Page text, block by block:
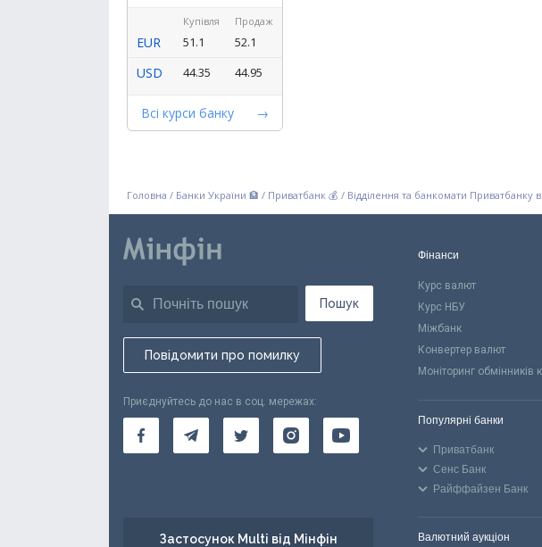
Купівля Продаж
EUR 51.1 52.1
USD 44.35 44.95
Всі курси банку
Головна / Банки України 🏦 / Приватбанк 💰 / Відділення та банкомати Приватбанку
Пошук
Повідомити про помилку
Приєднуйтесь до нас в соц. мережах:
Застосунок Multi від Мінфін
Фінанси
Курс валют
Курс НБУ
Міжбанк
Конвертер валют
Моніторинг обмінників
Популярні банки
Приватбанк
Сенс Банк
Райффайзен Банк
Валютний аукціон